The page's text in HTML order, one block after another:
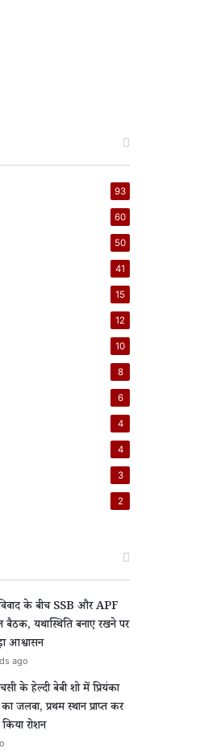
93
60
50
41
15
12
10
8
6
4
4
3
2
के बीच SSB और APF
बैठक, यथास्थिति बनाए रखने पर
आश्वासन
ago
के हेल्दी बेबी शो में प्रियंका
जलवा, प्रथम स्थान प्राप्त कर
किया रोशन